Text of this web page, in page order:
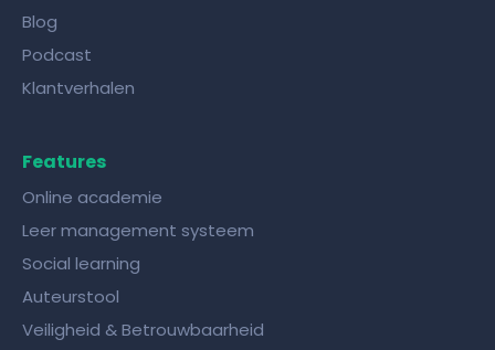
Blog
Podcast
Klantverhalen
Features
Online academie
Leer management systeem
Social learning
Auteurstool
Veiligheid & Betrouwbaarheid